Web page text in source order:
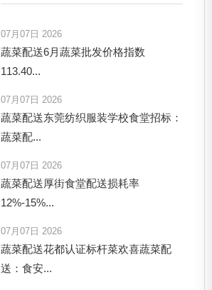
07月07日 2026
蔬菜配送6月蔬菜批发价格指数
113.40...
07月07日 2026
蔬菜配送东莞纺织服装学校食堂招标：
蔬菜配...
07月07日 2026
蔬菜配送厚街食堂配送损耗率
12%-15%...
07月07日 2026
蔬菜配送花都认证标杆菜欢喜蔬菜配
送：食安...